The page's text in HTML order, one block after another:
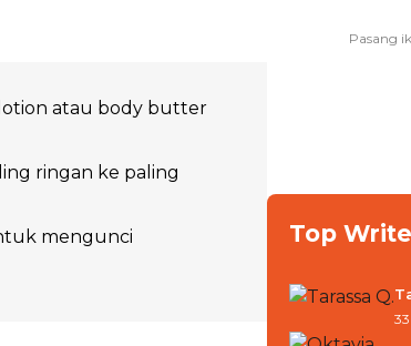
atau body butter
ringan ke paling
mengunci
Top